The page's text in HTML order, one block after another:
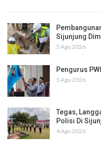
Sijunjung
5 Agu 2026
Pengurus
5 Agu 2026
Tegas,
Polisi Di
4 Agu 2026